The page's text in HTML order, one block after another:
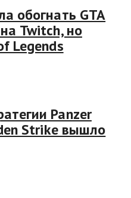
обогнать GTA
Twitch, но
Legends
Panzer
Strike вышло